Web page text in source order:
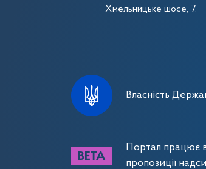
Хмельницьке шосе, 7.
Власність
Портал працює
пропозиції